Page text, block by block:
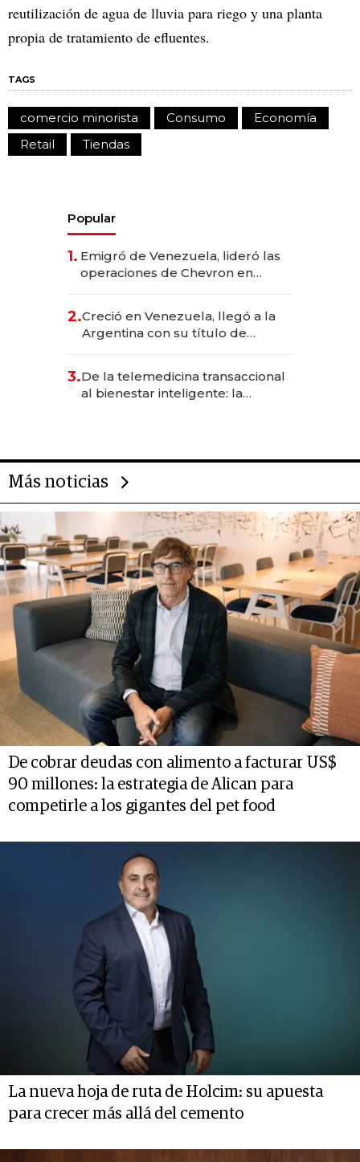
reutilización de agua de lluvia para riego y una planta
propia de tratamiento de efluentes.
TAGS
comercio minorista Consumo
Economía
Retail
Tiendas
Popular
1. Emigró de Venezuela, lideró las
operaciones de Chevron en
2.Creció en Venezuela, llegó a la
Argentina con su título de
las marcas "fast premium"
3.De la telemedicina transaccional
al bienestar inteligente: la
Más noticias
De cobrar deudas con alimento a facturar US$
90 millones: la estrategia de Alican para
competirle a los gigantes del pet food
La nueva hoja de ruta de Holcim: su apuesta
para crecer más allá del cemento